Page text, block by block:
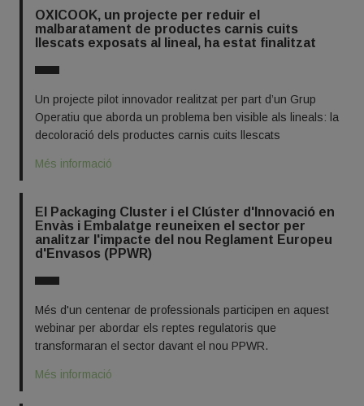
OXICOOK, un projecte per reduir el
malbaratament de productes carnis cuits
llescats exposats al lineal, ha estat finalitzat
Un projecte pilot innovador realitzat per part d’un Grup
Operatiu que aborda un problema ben visible als lineals: la
decoloració dels productes carnis cuits llescats
Més informació
El Packaging Cluster i el Clúster d'Innovació en
Envàs i Embalatge reuneixen el sector per
analitzar l'impacte del nou Reglament Europeu
d'Envasos (PPWR)
Més d'un centenar de professionals participen en aquest
webinar per abordar els reptes regulatoris que
transformaran el sector davant el nou PPWR.
Més informació